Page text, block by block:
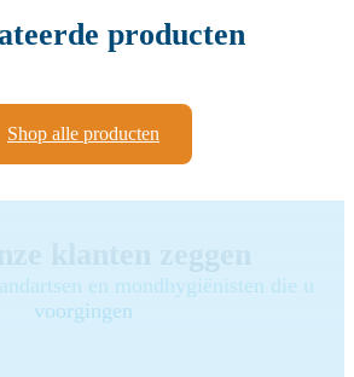
producten
Shop alle producten
en mondhygiënisten die u
voorgingen